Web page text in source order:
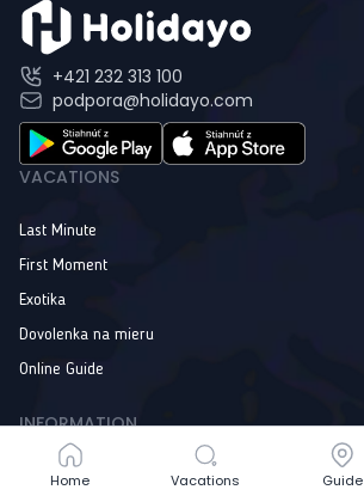
Home Vacations Guide
Home Vacations Guide
+421 232 313 100
podpora@holidayo.com
VACATIONS
Last Minute
First Moment
Exotika
Dovolenka na mieru
Online Guide
INFORMATION
O Holidayo